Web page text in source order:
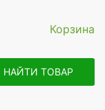
Корзина
НАЙТИ ТОВАР